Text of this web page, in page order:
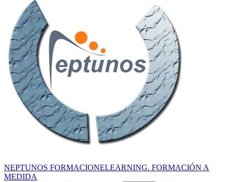
NEPTUNOS FORMACIONELEARNING. FORMACIÓN A
MEDIDA